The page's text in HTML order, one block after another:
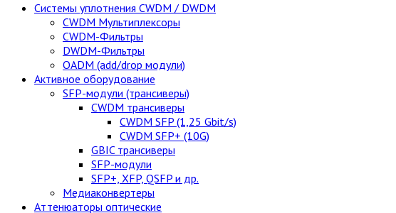
Cистемы уплотнения CWDM / DWDM
CWDM Мультиплексоры
CWDM-Фильтры
DWDM-Фильтры
OADM (add/drop модули)
Активное оборудование
SFP-модули (трансиверы)
CWDM трансиверы
CWDM SFP (1,25 Gbit/s)
CWDM SFP+ (10G)
GBIC трансиверы
SFP-модули
SFP+, XFP, QSFP и др.
Медиаконвертеры
Аттенюаторы оптические